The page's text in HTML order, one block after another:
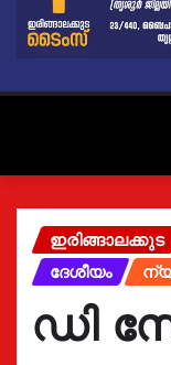
ഇരിങ്ങാലക്കുട
ദേശീയം
ഡി